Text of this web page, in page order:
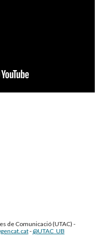
de Comunicació (UTAC) -
-@UTAC_UB